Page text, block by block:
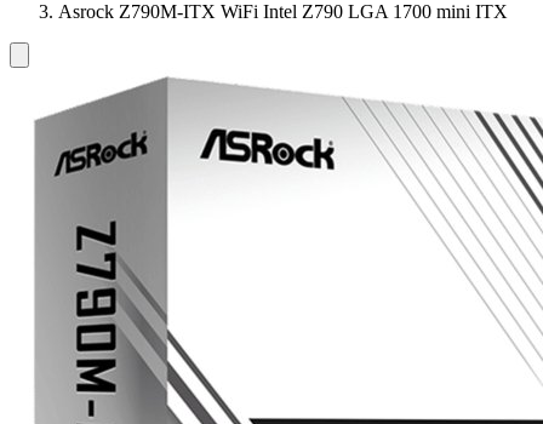
Asrock Z790M-ITX WiFi Intel Z790 LGA 1700 mini ITX